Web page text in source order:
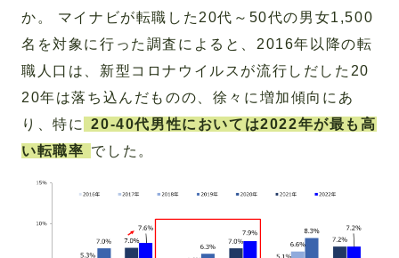
か。 マイナビが転職した20代～50代の男女1,500
名を対象に行った調査によると、2016年以降の転
職人口は、新型コロナウイルスが流行しだした20
20年は落ち込んだものの、徐々に増加傾向にあ
り、特に
20-40代男性においては2022年が最も高
い転職率 でした。